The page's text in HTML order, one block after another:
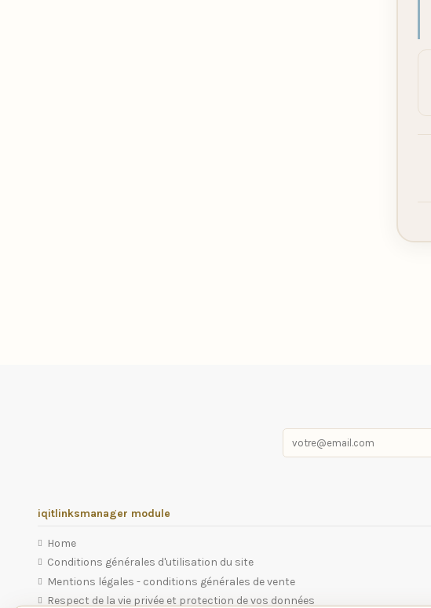
iqitlinksmanager module
Home
Conditions générales d'utilisation du site
Mentions légales - conditions générales de vente
Respect de la vie privée et protection de vos données